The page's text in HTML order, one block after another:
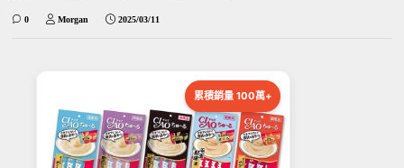
0 Morgan 2025/03/11
累積銷量 100萬+